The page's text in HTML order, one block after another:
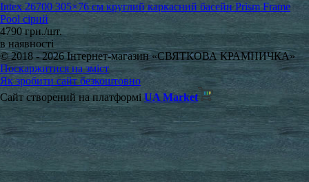
Intex 26700 305×76 см круглий каркасний басейн Prism Frame
Pool сірий
4790 грн./шт.
в наявності
© 2018 - 2026 Інтернет-магазин «СВЯТКОВА КРАМНИЧКА»
Поскаржитися на зміст
Як зробити сайт безкоштовно
Сайт створений на платформі UA Market